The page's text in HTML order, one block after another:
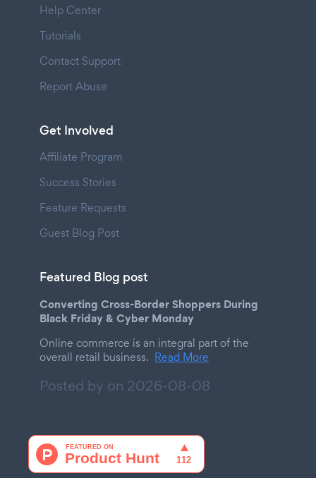
Help Center
Tutorials
Contact Support
Report Abuse
Get Involved
Affiliate Program
Success Stories
Feature Requests
Guest Blog Post
Featured Blog post
Converting Cross-Border Shoppers During
Black Friday & Cyber Monday
Online commerce is an integral part of the
overall retail business. Read More
Posted by on 2026-08-08